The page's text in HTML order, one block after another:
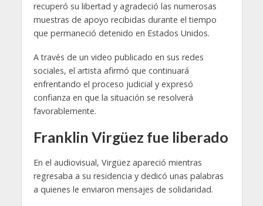
recuperó su libertad y agradeció las numerosas
muestras de apoyo recibidas durante el tiempo
que permaneció detenido en Estados Unidos.
A través de un video publicado en sus redes
sociales, el artista afirmó que continuará
enfrentando el proceso judicial y expresó
confianza en que la situación se resolverá
favorablemente.
Franklin Virgüez fue liberado
En el audiovisual, Virgüez apareció mientras
regresaba a su residencia y dedicó unas palabras
a quienes le enviaron mensajes de solidaridad.